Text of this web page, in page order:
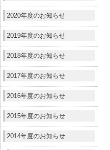
2020年度のお知らせ
2019年度のお知らせ
2018年度のお知らせ
2017年度のお知らせ
2016年度のお知らせ
2015年度のお知らせ
2014年度のお知らせ